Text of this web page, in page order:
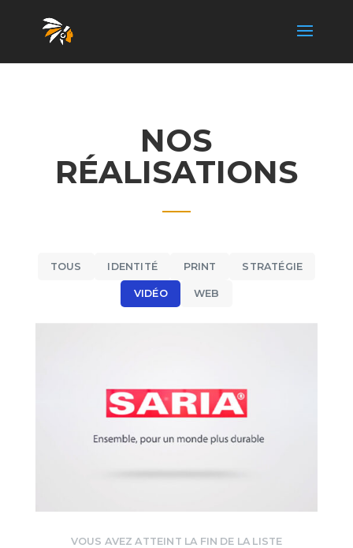
NOS
RÉALISATIONS
TOUS IDENTITÉ PRINT STRATÉGIE
VIDÉO WEB
VOUS AVEZ ATTEINT LA FIN DE LA LISTE